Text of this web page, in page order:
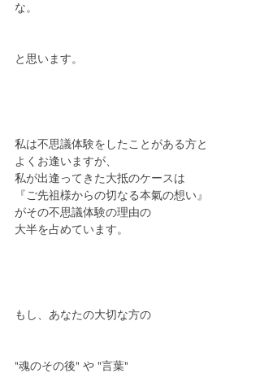
な。
と思います。
私は不思議体験をしたことがある方と
よくお逢いますが、
私が出逢ってきた大抵のケースは
『ご先祖様からの切なる本氣の想い』
がその不思議体験の理由の
大半を占めています。
もし、あなたの大切な方の
"魂のその後" や "言葉"